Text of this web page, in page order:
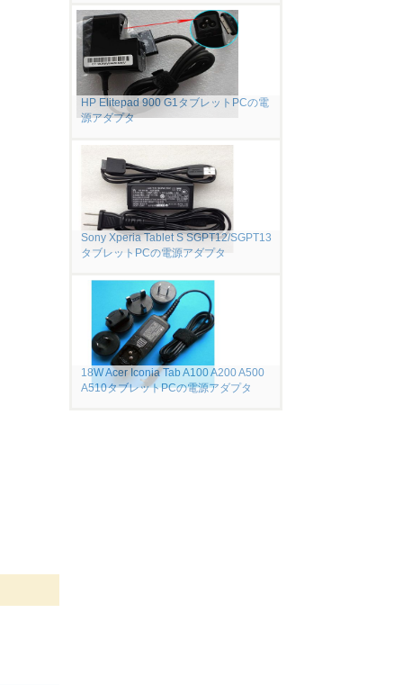
HP Elitepad 900 G1タブレットPCの電
源アダプタ
Sony Xperia Tablet S SGPT12/SGPT13
タブレットPCの電源アダプタ
18W Acer Iconia Tab A100 A200 A500
A510タブレットPCの電源アダプタ